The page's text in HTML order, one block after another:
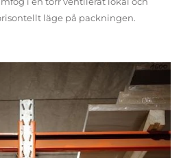
läge på packningen.